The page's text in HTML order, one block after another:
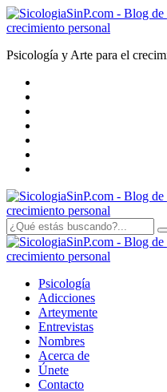
Psicología y Arte para el
Psicología
Adicciones
Arteymente
Entrevistas
Nombres
Acerca de
Únete
Contacto